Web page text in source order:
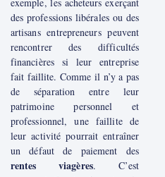
exemple, les acheteurs exerçant
des professions libérales ou des
artisans entrepreneurs peuvent
rencontrer des difficultés
financières si leur entreprise
fait faillite. Comme il n’y a pas
de séparation entre leur
patrimoine personnel et
professionnel, une faillite de
leur activité pourrait entraîner
un défaut de paiement des
rentes viagères. C’est